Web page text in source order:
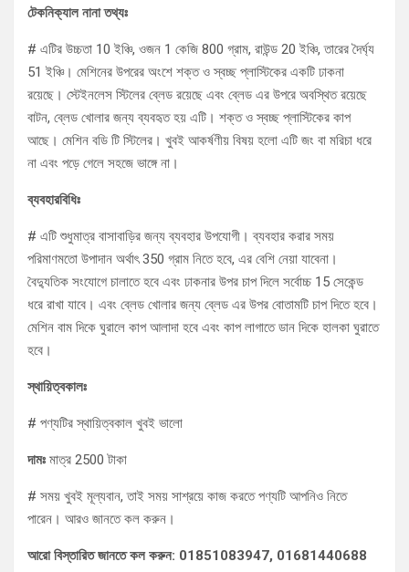
টেকনিক্যাল নানা তথ্যঃ
# এটির উচ্চতা 10 ইঞ্চি, ওজন 1 কেজি 800 গ্রাম, রাউন্ড 20 ইঞ্চি, তারের দৈর্ঘ্য
51 ইঞ্চি। মেশিনের উপরের অংশে শক্ত ও স্বচ্ছ প্লাস্টিকের একটি ঢাকনা
রয়েছে। স্টেইনলেস স্টিলের ব্লেড রয়েছে এবং ব্লেড এর উপরে অবস্থিত রয়েছে
বাটন, ব্লেড খোলার জন্য ব্যবহৃত হয় এটি। শক্ত ও স্বচ্ছ প্লাস্টিকের কাপ
আছে। মেশিন বডি টি স্টিলের। খুবই আকর্ষণীয় বিষয় হলো এটি জং বা মরিচা ধরে
না এবং পড়ে গেলে সহজে ভাঙ্গে না।
ব্যবহারবিধিঃ
# এটি শুধুমাত্র বাসাবাড়ির জন্য ব্যবহার উপযোগী। ব্যবহার করার সময়
পরিমাণমতো উপাদান অর্থাৎ 350 গ্রাম নিতে হবে, এর বেশি নেয়া যাবেনা।
বৈদ্যুতিক সংযোগে চালাতে হবে এবং ঢাকনার উপর চাপ দিলে সর্বোচ্চ 15 সেকেন্ড
ধরে রাখা যাবে। এবং ব্লেড খোলার জন্য ব্লেড এর উপর বোতামটি চাপ দিতে হবে।
মেশিন বাম দিকে ঘুরালে কাপ আলাদা হবে এবং কাপ লাগাতে ডান দিকে হালকা ঘুরাতে
হবে।
স্থায়িত্বকালঃ
# পণ্যটির স্থায়িত্বকাল খুবই ভালো
দামঃ মাত্র 2500 টাকা
# সময় খুবই মূল্যবান, তাই সময় সাশ্রয়ে কাজ করতে পণ্যটি আপনিও নিতে
পারেন। আরও জানতে কল করুন।
আরো বিস্তারিত জানতে কল করুন: 01851083947, 01681440688